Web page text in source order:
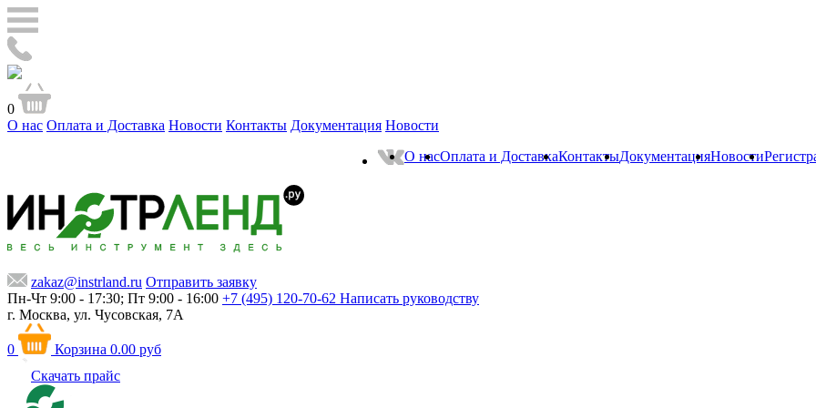
0
О нас Оплата и Доставка Новости Контакты Документация Новости
О насОплата и ДоставкаКонтактыДокументацияНовости
zakaz@instrland.ru Отправить заявку
Пн-Чт 9:00 - 17:30; Пт 9:00 - 16:00 +7 (495) 120-70-62 Написать руководству
г. Москва, ул. Чусовская, 7А
0 Корзина 0.00 руб
Скачать прайс